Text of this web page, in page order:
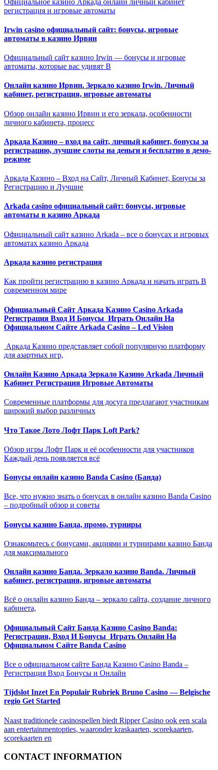
регистрация и игровые автоматы
Irwin casino официальный сайт: бонусы, игровые
автоматы в казино Ирвин
Официальный сайт казино Irwin — бонусы и игровые
автоматы, которые вас удивят В
Онлайн казино Ирвин. Зеркало казино Irwin. Личный
кабинет, регистрация, игровые автоматы
Обзор онлайн казино Ирвин и его зеркала, особенности
личного кабинета, процесс
Аркада Казино – вход на сайт, личный кабинет, бонусы за
регистрацию, лучшие слоты на деньги и бесплатно в демо-
режиме
Аркада Казино – Вход на Сайт, Личный Кабинет, Бонусы за
Регистрацию и Лучшие
Arkada casino официальный сайт: бонусы, игровые
автоматы в казино Аркада
Официальный сайт казино Arkada – все о бонусах и игровых
автоматах казино Аркада
Аркада казино регистрация
Как пройти регистрацию в казино Аркада и начать играть В
современном мире
Официальный Сайт Аркада Казино Casino Arkada
Регистрация Вход И Бонусы ️ Играть Онлайн На
Официальном Сайте Arkada Casino – Led Vision
​ Аркада Казино представляет собой популярную платформу
для азартных игр,
Онлайн Казино Аркада Зеркало Казино Arkada Личный
Кабинет Регистрация Игровые Автоматы
Современные платформы для досуга предлагают участникам
широкий выбор различных
Что Такое Лото Лофт Парк Loft Park?
Обзор игры Лофт Парк и её особенности для участников
Каждый день появляется всё
Бонусы онлайн казино Banda Casino (Банда)
Все, что нужно знать о бонусах в онлайн казино Banda Casino
– подробный обзор и советы
Бонусы казино Банда, промо, турниры
Ознакомьтесь с бонусами, акциями и турнирами казино Банда
для максимального
Онлайн казино Банда. Зеркало казино Banda. Личный
кабинет, регистрация, игровые автоматы
Всё о онлайн казино Банда – зеркало сайта, создание личного
кабинета,
Официальный Сайт Банда Казино Casino Banda:
Регистрация, Вход И Бонусы ️ Играть Онлайн На
Официальном Сайте Banda Casino
Все о официальном сайте Банда Казино Casino Banda –
Регистрация Вход Бонусы и Онлайн
Tijdslot Inzet En Populair Rubriek Bruno Casino — Belgische
regio Get Started
Naast traditionele casinospellen biedt Ripper Casino ook een scala
aan entertainmentopties, waaronder kraskaarten, scorekaarten,
scorekaarten en
CONTACT INFORMATION